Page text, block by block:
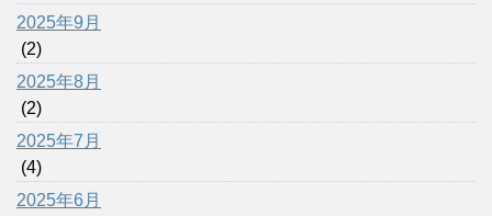
2025年9月
(2)
2025年8月
(2)
2025年7月
(4)
2025年6月